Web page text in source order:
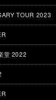
TOUR
堂 2022